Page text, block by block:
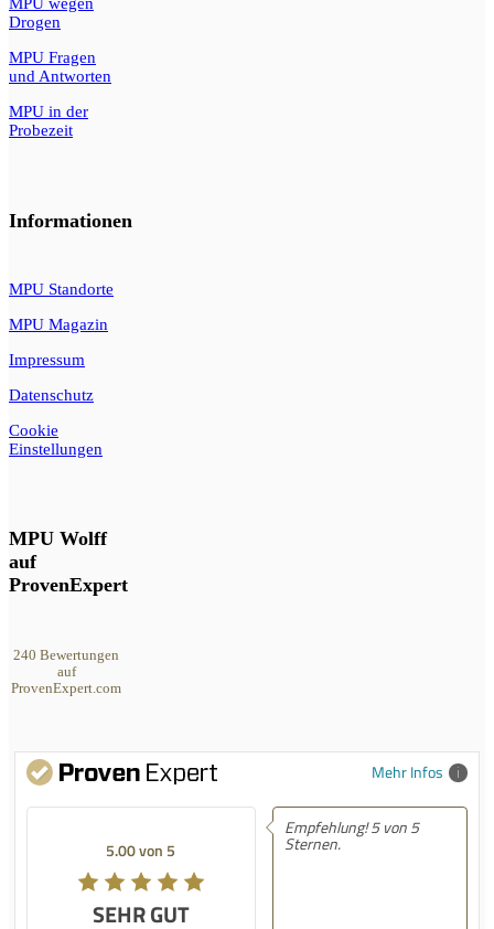
MPU wegen
Drogen
MPU Fragen
und Antworten
MPU in der
Probezeit
Informationen
MPU Standorte
MPU Magazin
Impressum
Datenschutz
Cookie
Einstellungen
MPU Wolff
auf
ProvenExpert
240 Bewertungen
auf
ProvenExpert.com
Mehr Infos
5.00 von 5
SEHR GUT
Empfehlung! 5 von 5
Sternen.